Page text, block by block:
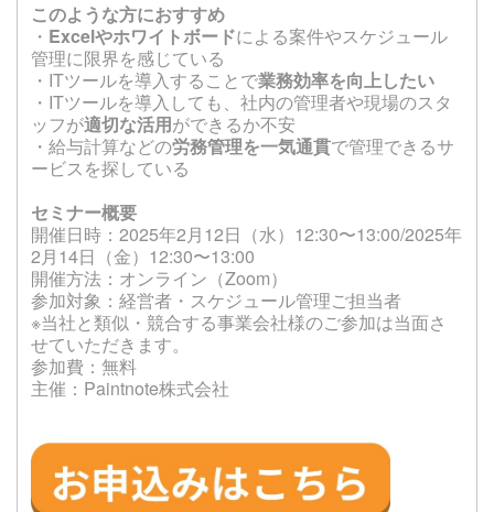
このような方におすすめ
・ Excelやホワイトボードによる案件やスケジュール
管理に限界を感じている
・ITツールを導入することで業務効率を向上したい
・ITツールを導入しても、社内の管理者や現場のスタ
ッフが適切な活用ができるか不安
・給与計算などの労務管理を一気通貫で管理できるサ
ービスを探している
セミナー概要
開催日時：2025年2月12日（水）12:30〜13:00/2025年
2月14日（金）12:30〜13:00
開催方法：オンライン（Zoom）
参加対象：経営者・スケジュール管理ご担当者
※当社と類似・競合する事業会社様のご参加は当面さ
せていただきます。
参加費：無料
主催：Paintnote株式会社